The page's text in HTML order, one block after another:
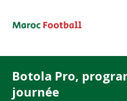
Botola Pro,
journée